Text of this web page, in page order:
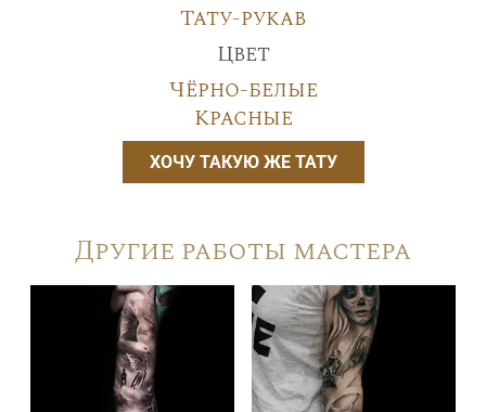
Тату-рукав
Цвет
Чёрно-белые
Красные
ХОЧУ ТАКУЮ ЖЕ ТАТУ
Другие работы мастера